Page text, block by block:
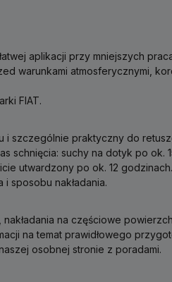
aplikacji przy mniejszych
warunkami atmosferycznymi,
FIAT.
szczególnie praktyczny do
schnięcia: suchy na dotyk po ok.
utwardzony po ok. 12
sposobu nakładania.
na częściowe
na temat prawidłowego
osobnej stronie z poradami.